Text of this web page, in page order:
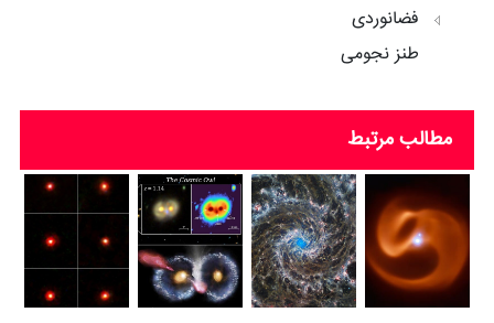
فضانوردی
طنز نجومی
مطالب مرتبط